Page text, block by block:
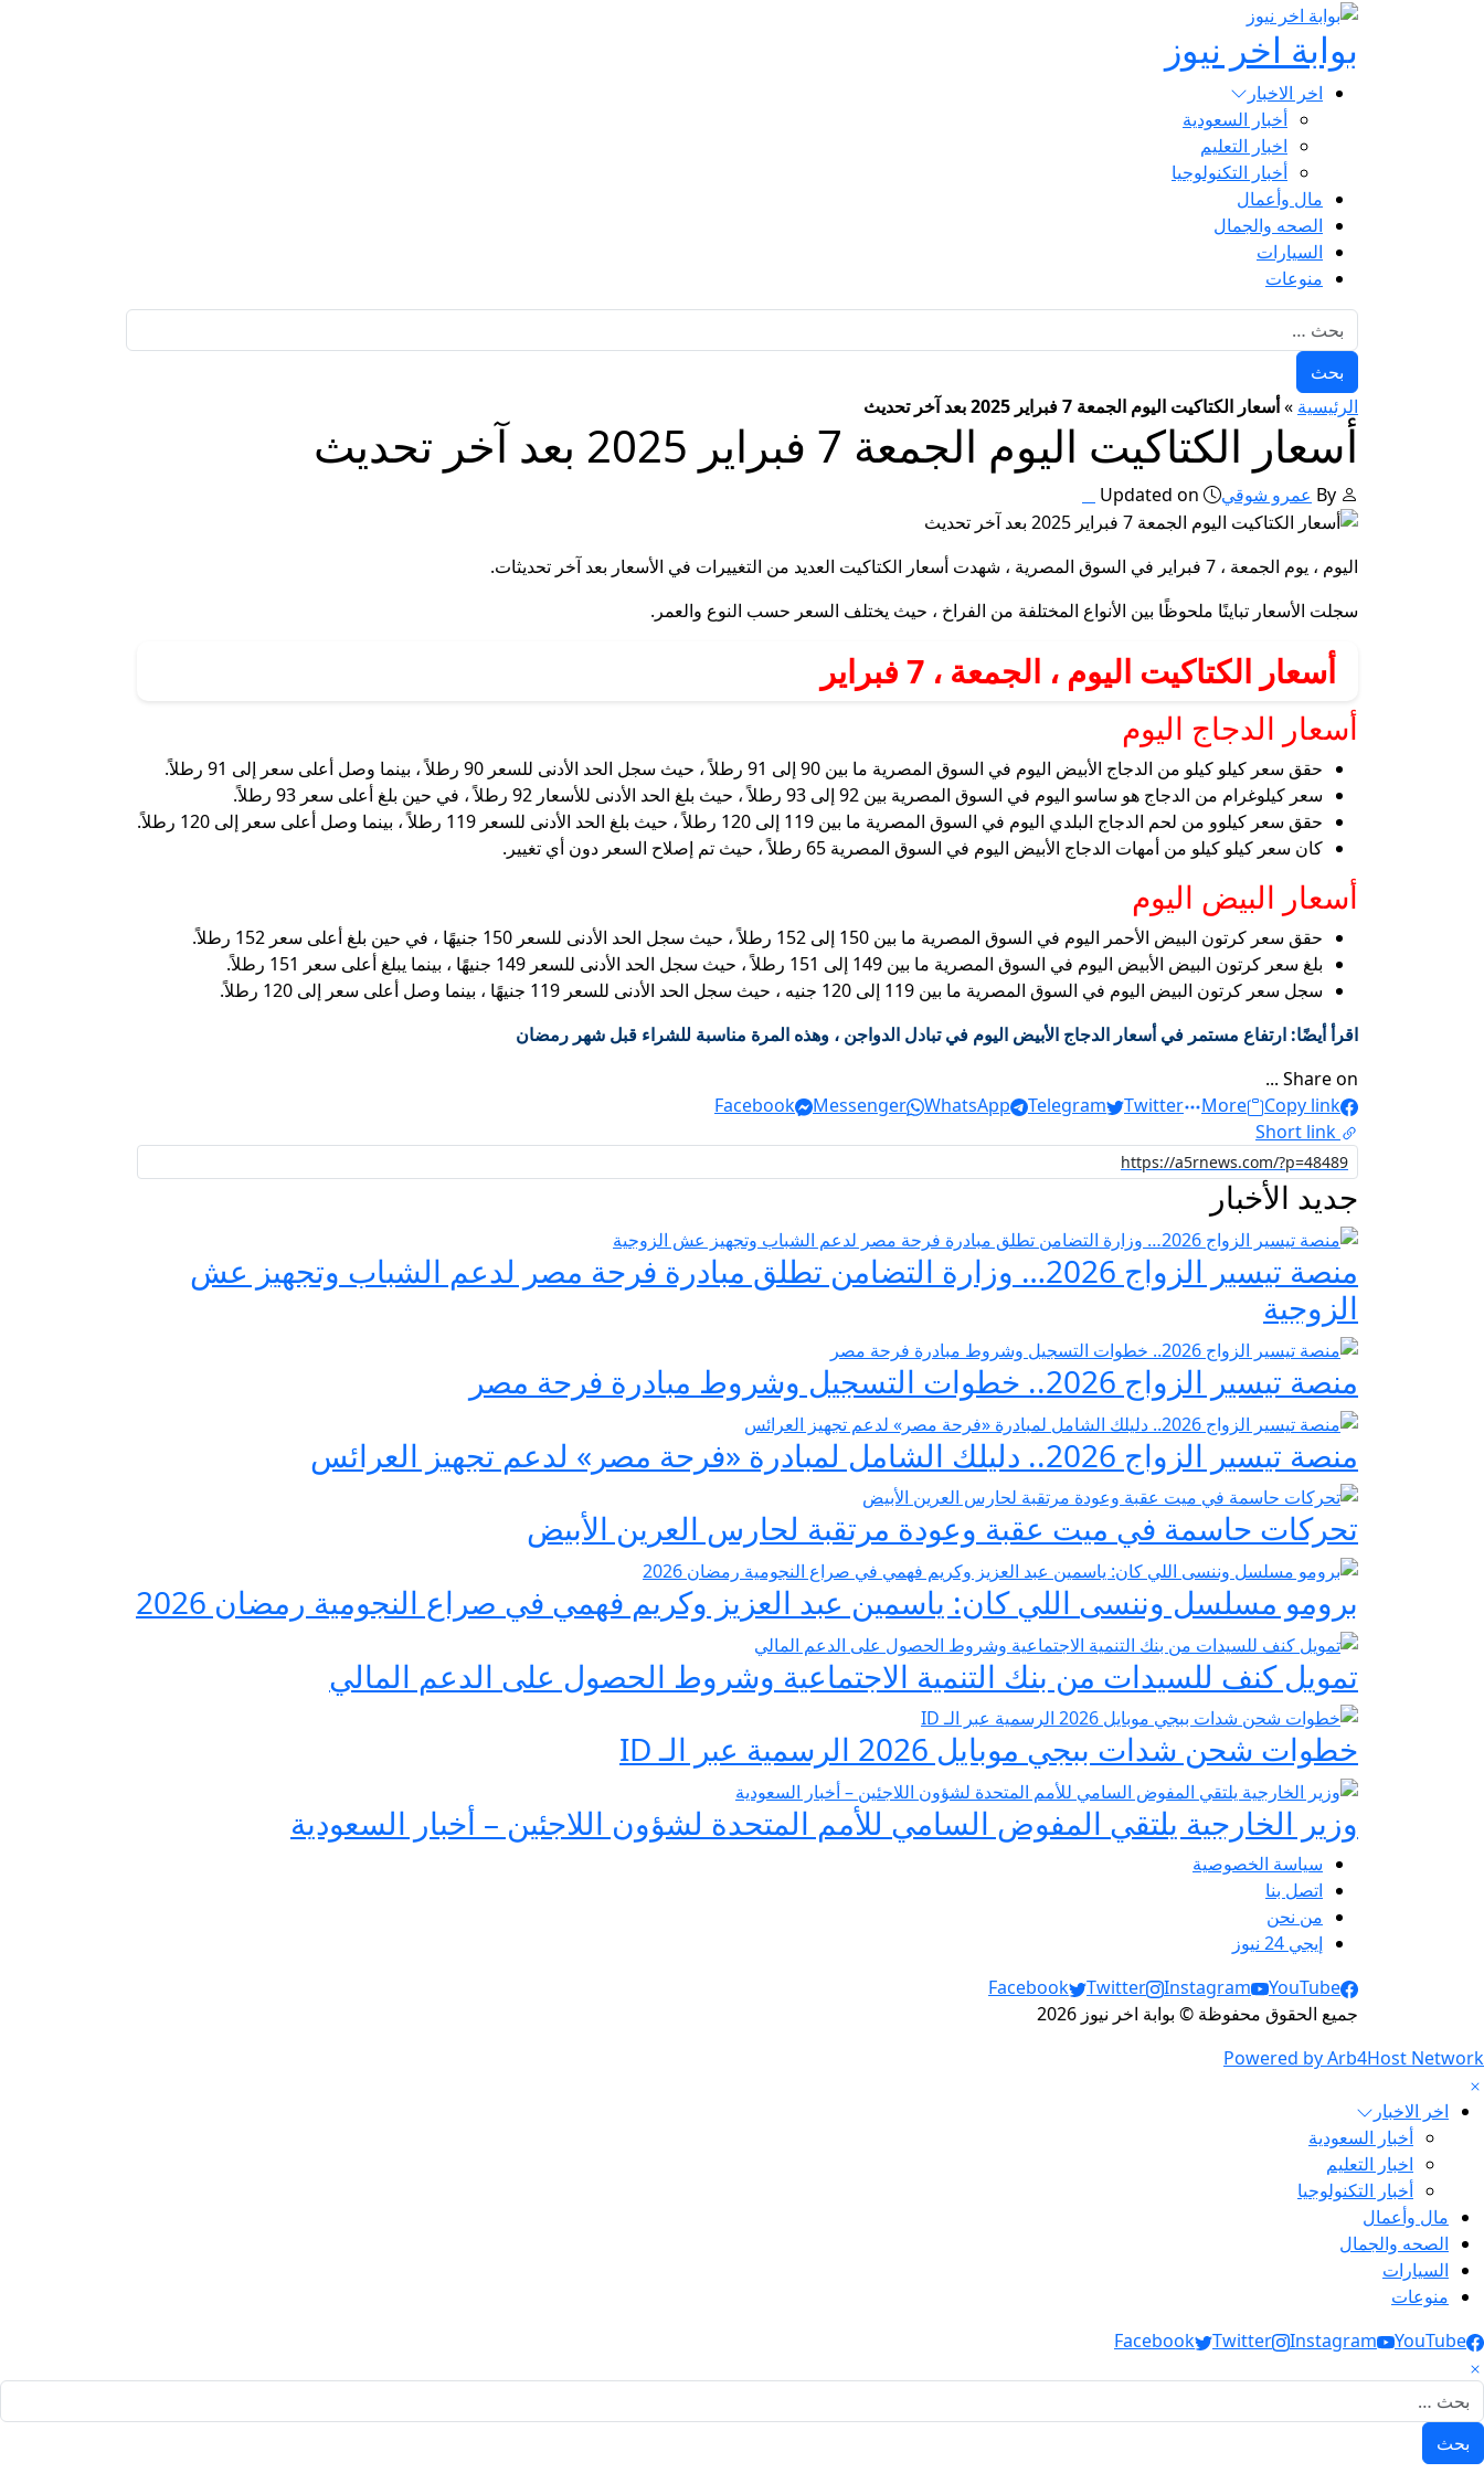
بوابة اخر نيوز
اخر الاخبار
أخبار السعودية
اخبار التعليم
أخبار التكنولوجيا
مال وأعمال
الصحه والجمال
السيارات
منوعات
الرئيسية »أسعار الكتاكيت اليوم الجمعة 7 فبراير 2025 بعد آخر تحديث
أسعار الكتاكيت اليوم الجمعة 7 فبراير 2025 بعد آخر تحديث
By عمرو شوقي Updated on
اليوم ، يوم الجمعة ، 7 فبراير في السوق المصرية ، شهدت أسعار الكتاكيت العديد من التغييرات في الأسعار بعد آخر تحديثات.
سجلت الأسعار تباينًا ملحوظًا بين الأنواع المختلفة من الفراخ ، حيث يختلف السعر حسب النوع والعمر.
أسعار الكتاكيت اليوم ، الجمعة ، 7 فبراير
أسعار الدجاج اليوم
حقق سعر كيلو كيلو من الدجاج الأبيض اليوم في السوق المصرية ما بين 90 إلى 91 رطلاً ، حيث سجل الحد الأدنى للسعر 90 رطلاً ، بينما وصل أعلى سعر إلى 91 رطلاً.
سعر كيلوغرام من الدجاج هو ساسو اليوم في السوق المصرية بين 92 إلى 93 رطلاً ، حيث بلغ الحد الأدنى للأسعار 92 رطلاً ، في حين بلغ أعلى سعر 93 رطلاً.
حقق سعر كيلوو من لحم الدجاج البلدي اليوم في السوق المصرية ما بين 119 إلى 120 رطلاً ، حيث بلغ الحد الأدنى للسعر 119 رطلاً ، بينما وصل أعلى سعر إلى 120 رطلاً.
كان سعر كيلو كيلو من أمهات الدجاج الأبيض اليوم في السوق المصرية 65 رطلاً ، حيث تم إصلاح السعر دون أي تغيير.
أسعار البيض اليوم
حقق سعر كرتون البيض الأحمر اليوم في السوق المصرية ما بين 150 إلى 152 رطلاً ، حيث سجل الحد الأدنى للسعر 150 جنيهًا ، في حين بلغ أعلى سعر 152 رطلاً.
بلغ سعر كرتون البيض الأبيض اليوم في السوق المصرية ما بين 149 إلى 151 رطلاً ، حيث سجل الحد الأدنى للسعر 149 جنيهًا ، بينما يبلغ أعلى سعر 151 رطلاً.
سجل سعر كرتون البيض اليوم في السوق المصرية ما بين 119 إلى 120 جنيه ، حيث سجل الحد الأدنى للسعر 119 جنيهًا ، بينما وصل أعلى سعر إلى 120 رطلاً.
اقرأ أيضًا: ارتفاع مستمر في أسعار الدجاج الأبيض اليوم في تبادل الدواجن ، وهذه المرة مناسبة للشراء قبل شهر رمضان
Share on ...
Facebook
Messenger WhatsApp Telegram Twitter More
Copy link
Short link
جديد الأخبار
منصة تيسير الزواج 2026… وزارة التضامن تطلق مبادرة فرحة مصر لدعم الشباب وتجهيز عش
الزوجية
منصة تيسير الزواج 2026.. خطوات التسجيل وشروط مبادرة فرحة مصر
منصة تيسير الزواج 2026.. دليلك الشامل لمبادرة «فرحة مصر» لدعم تجهيز العرائس
تحركات حاسمة في ميت عقبة وعودة مرتقبة لحارس العرين الأبيض
برومو مسلسل وننسى اللي كان: ياسمين عبد العزيز وكريم فهمي في صراع النجومية رمضان 2026
تمويل كنف للسيدات من بنك التنمية الاجتماعية وشروط الحصول على الدعم المالي
خطوات شحن شدات ببجي موبايل 2026 الرسمية عبر الـ ID
وزير الخارجية يلتقي المفوض السامي للأمم المتحدة لشؤون اللاجئين – أخبار السعودية
سياسة الخصوصية
اتصل بنا
من نحن
إيجي 24 نيوز
Social Links
Facebook Twitter Instagram
YouTube
جميع الحقوق محفوظة © بوابة اخر نيوز 2026
Powered by Arb4Host Network
اخر الاخبار
أخبار السعودية
اخبار التعليم
أخبار التكنولوجيا
مال وأعمال
الصحه والجمال
السيارات
منوعات
Social Links
Facebook Twitter Instagram YouTube